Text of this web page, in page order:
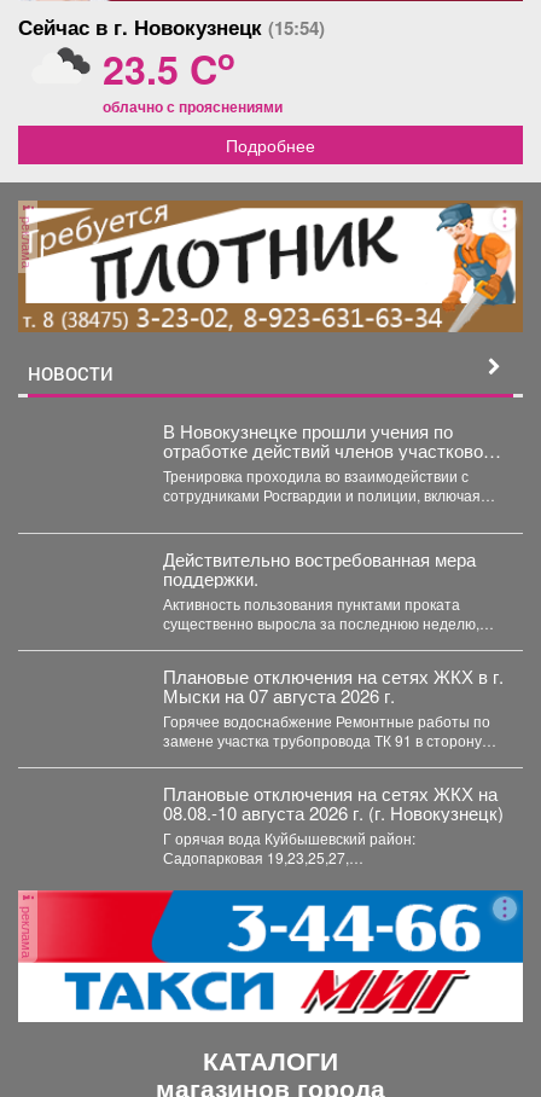
Сейчас в г. Новокузнецк (15:54)
23.5 Co
облачно с прояснениями
Подробнее
реклама
НОВОСТИ
В Новокузнецке прошли учения по
отработке действий членов участковой
избирательной комиссии в нештатных
ситуациях на предстоящих выборах.
Тренировка проходила во взаимодействии с
сотрудниками Росгвардии и полиции, включая
Действительно востребованная мера
поддержки.
Активность пользования пунктами проката
существенно выросла за последнюю неделю,
Плановые отключения на сетях ЖКХ в г.
Мыски на 07 августа 2026 г.
Горячее водоснабжение Ремонтные работы по
замене участка трубопровода ТК 91 в сторону
Плановые отключения на сетях ЖКХ на
08.08.-10 августа 2026 г. (г. Новокузнецк)
Г орячая вода Куйбышевский район:
Садопарковая 19,23,25,27,
реклама
КАТАЛОГИ
магазинов города